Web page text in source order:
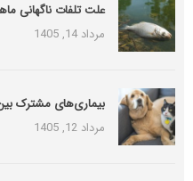
علت تلفات ناگهانی
مرداد 14, 1405
بیماری‌های مشترک
مرداد 12, 1405